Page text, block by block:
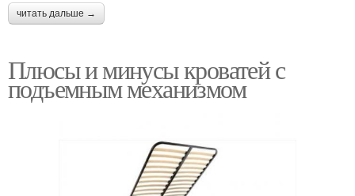
читать дальше →
Плюсы и минусы кроватей с
подъемным механизмом